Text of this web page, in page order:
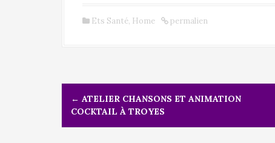
Ets Santé, Home permalien
i
← ATELIER CHANSONS ET ANIMATION
COCKTAIL À TROYES